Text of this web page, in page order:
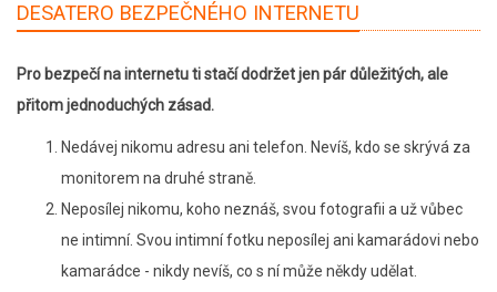
DESATERO BEZPEČNÉHO INTERNETU
Pro bezpečí na internetu ti stačí dodržet jen pár důležitých, ale
přitom jednoduchých zásad.
Nedávej nikomu adresu ani telefon. Nevíš, kdo se skrývá za
monitorem na druhé straně.
Neposílej nikomu, koho neznáš, svou fotografii a už vůbec
ne intimní. Svou intimní fotku neposílej ani kamarádovi nebo
kamarádce - nikdy nevíš, co s ní může někdy udělat.